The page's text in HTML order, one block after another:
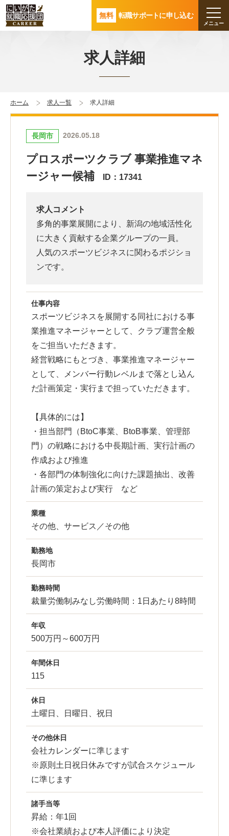
無料 転職サポートに申し込む
求人詳細
ホーム 求人一覧 求人詳細
長岡市 2026.05.18
プロスポーツクラブ 事業推進マネ
ージャー候補
ID：17341
求人コメント
多角的事業展開により、新潟の地域活性化
に大きく貢献する企業グループの一員。
人気のスポーツビジネスに関わるポジショ
ンです。
仕事内容
スポーツビジネスを展開する同社における事
業推進マネージャーとして、クラブ運営全般
をご担当いただきます。
経営戦略にもとづき、事業推進マネージャー
として、メンバー行動レベルまで落とし込ん
だ計画策定・実行まで担っていただきます。
【具体的には】
・担当部門（BtoC事業、BtoB事業、管理部
門）の戦略における中長期計画、実行計画の
作成および推進
・各部門の体制強化に向けた課題抽出、改善
計画の策定および実行 など
業種
その他、サービス／その他
勤務地
長岡市
勤務時間
裁量労働制みなし労働時間：1日あたり8時間
年収
500万円～600万円
年間休日
115
休日
土曜日、日曜日、祝日
その他休日
会社カレンダーに準じます
※原則土日祝日休みですが試合スケジュール
に準じます
諸手当等
昇給：年1回
※会社業績および本人評価により決定